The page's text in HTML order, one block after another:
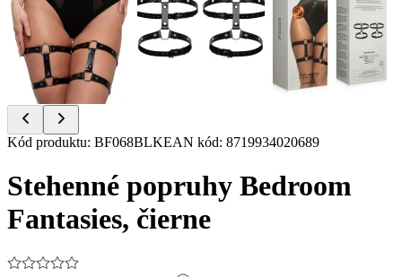
Item
of
7
Kód produktu: BF068BLKEAN kód: 8719934020689
Stehenné popruhy Bedroom
Fantasies, čierne